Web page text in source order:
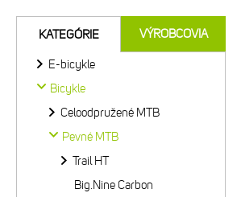
KATEGÓRIE VÝROBCOVIA
E-bicykle
Bicykle
Celoodpružené MTB
Pevné MTB
Trail HT
Big.Nine Carbon